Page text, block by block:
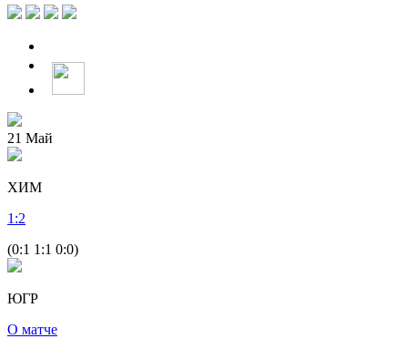
21 Май
ХИМ
1 :2
(0:1 1:1 0:0)
ЮГР
О матче